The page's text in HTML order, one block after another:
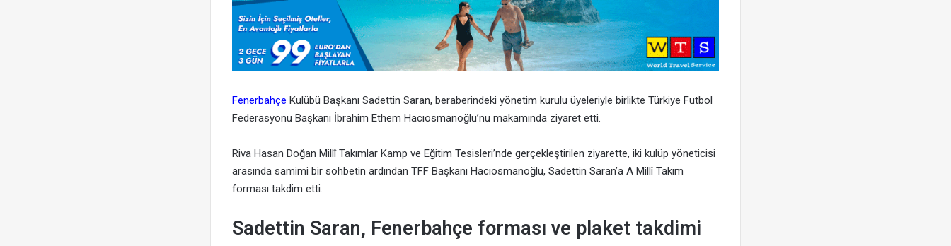
Fenerbahçe Kulübü Başkanı Sadettin Saran, beraberindeki yönetim kurulu üyeleriyle birlikte Türkiye Futbol
Federasyonu Başkanı İbrahim Ethem Hacıosmanoğlu’nu makamında ziyaret etti.
Riva Hasan Doğan Millî Takımlar Kamp ve Eğitim Tesisleri’nde gerçekleştirilen ziyarette, iki kulüp yöneticisi
arasında samimi bir sohbetin ardından TFF Başkanı Hacıosmanoğlu, Sadettin Saran’a A Millî Takım
forması takdim etti.
Sadettin Saran, Fenerbahçe forması ve plaket takdimi